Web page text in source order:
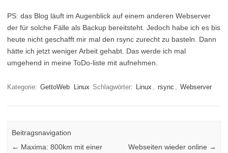
PS: das Blog läuft im Augenblick auf einem anderen Webserver
der für solche Fälle als Backup bereitsteht. Jedoch habe ich es bis
heute nicht geschafft mir mal den rsync zurecht zu basteln. Dann
hätte ich jetzt weniger Arbeit gehabt. Das werde ich mal
umgehend in meine ToDo-liste mit aufnehmen.
Kategorie: GettoWeb Linux Schlagwörter: Linux , rsync , Webserver
Beitragsnavigation
← Maxima: 800km mit einer
Webseiten wieder online →